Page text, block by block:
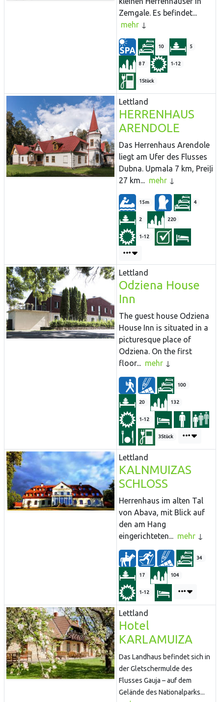
Zemgale. Es befindet...
mehr
10 5
87 1-12
1Stück
Lettland
HERRENHAUS
ARENDOLE
Das Herrenhaus Arendole
liegt am Ufer des Flusses
Dubna. Upmala 7 km, Preiļi
27 km...
mehr
15m 4
2 220
1-12
Lettland
Odziena House
Inn
The guest house Odziena
House Inn is situated in a
picturesque place of
Odziena. On the first
floor...
mehr
100
20 132
1-12
3Stück
Lettland
KALNMUIZAS
SCHLOSS
Herrenhaus im alten Tal
von Abava, mit Blick auf
den am Hang
eingerichteten...
mehr
34
17 104
1-12
Lettland
Hotel
KARLAMUIZA
Das Landhaus befindet sich in
der Gletschermulde des
Flusses Gauja – auf dem
Gelände des Nationalparks...